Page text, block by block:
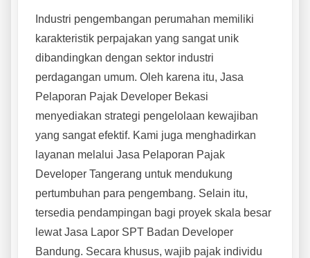
Industri pengembangan perumahan memiliki
karakteristik perpajakan yang sangat unik
dibandingkan dengan sektor industri
perdagangan umum. Oleh karena itu, Jasa
Pelaporan Pajak Developer Bekasi
menyediakan strategi pengelolaan kewajiban
yang sangat efektif. Kami juga menghadirkan
layanan melalui Jasa Pelaporan Pajak
Developer Tangerang untuk mendukung
pertumbuhan para pengembang. Selain itu,
tersedia pendampingan bagi proyek skala besar
lewat Jasa Lapor SPT Badan Developer
Bandung. Secara khusus, wajib pajak individu